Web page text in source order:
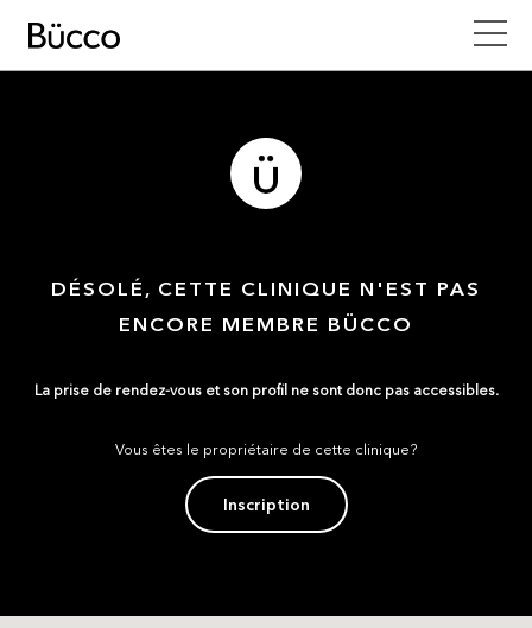
DÉSOLÉ, CETTE CLINIQUE N'EST PAS
ENCORE MEMBRE BÜCCO
La prise de rendez-vous et son profil ne sont donc pas accessibles.
Vous êtes le propriétaire de cette clinique?
Inscription